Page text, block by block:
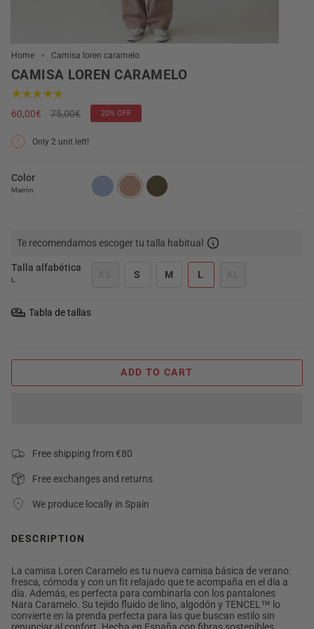
Home Camisa loren caramelo
CAMISA LOREN CARAMELO
60,00€
Regular
75,00€ 20% OFF
Only 2 unit left!
Color
Marrón
Te recomendamos escoger tu talla habitual
Talla alfabética
L L
M
S
Tabla de tallas
ADD TO CART
Free shipping from €80
Free exchanges and returns
We produce locally in Spain
DESCRIPTION
La camisa Loren Caramelo es tu nueva camisa básica de verano:
fresca, cómoda y con un fit relajado que te acompaña en el día a
día. Además, es perfecta para combinarla con los pantalones
Nara Caramelo. Su tejido fluido de lino, algodón y TENCEL™ lo
convierte en la prenda perfecta para las que buscan estilo sin
renunciar al confort. Hecha en España con fibras sostenibles.